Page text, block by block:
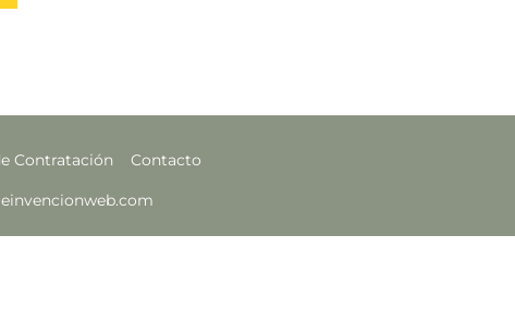
Contratación Contacto